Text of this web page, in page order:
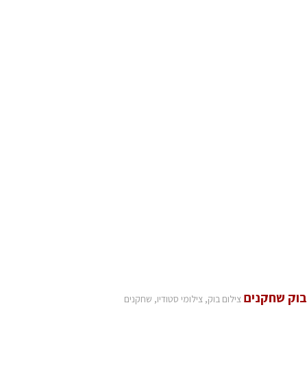
בוק שחקנים צילום בוק, צילומי סטודיו, שחקנים